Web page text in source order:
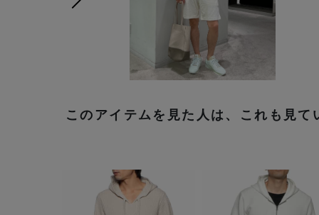
このアイテムを見た人は、これも見て